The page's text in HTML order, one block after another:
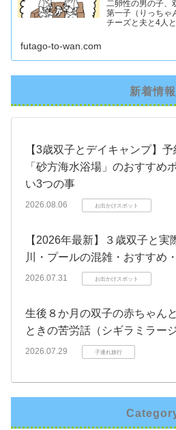
二卵性の男の子、
第一子（りっちゃ
チーズと夫と4人
futago-to-wan.com
新着情報
【3歳双子とデイキャンプ】
「砂方海水浴場」のおすすめ
い3つの事
2026.08.06 お出かけスポット
【2026年最新】３歳双子と実
川・プールの混雑・おすすめ
2026.07.31 お出かけスポット
生後８か月の双子の赤ちゃん
ときの苦労話（シギラミラー
2026.07.29 子連れ旅行